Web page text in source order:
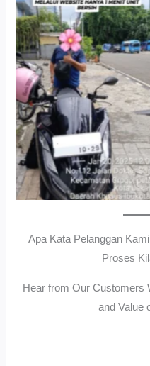
Antar Jemput Kendaraan
Apa Kata Pelanggan
Proses
Hear from Our Customers
and Value